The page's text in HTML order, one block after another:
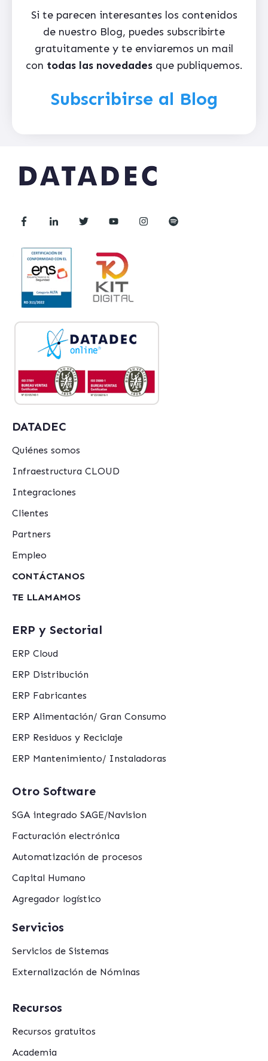
Si te parecen interesantes los contenidos
de nuestro Blog, puedes subscribirte
gratuitamente y te enviaremos un mail
con todas las novedadesque publiquemos.
Subscribirse al Blog
DATADEC
Quiénes somos
Infraestructura CLOUD
Integraciones
Clientes
Partners
Empleo
CONTÁCTANOS
TE LLAMAMOS
ERP y Sectorial
ERP Cloud
ERP Distribución
ERP Fabricantes
ERP Alimentación/ Gran Consumo
ERP Residuos y Reciclaje
ERP Mantenimiento/ Instaladoras
Otro Software
SGA integrado SAGE/Navision
Facturación electrónica
Automatización de procesos
Capital Humano
Agregador logístico
Servicios
Servicios de Sistemas
Externalización de Nóminas
Recursos
Recursos gratuitos
Academia